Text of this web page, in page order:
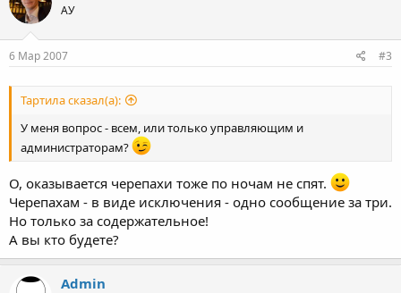
АУ
6 Мар 2007 #3
Тартила сказал(а):
У меня вопрос - всем, или только управляющим и
администраторам?
О, оказывается черепахи тоже по ночам не спят.
Черепахам - в виде исключения - одно сообщение за три.
Но только за содержательное!
А вы кто будете?
Admin